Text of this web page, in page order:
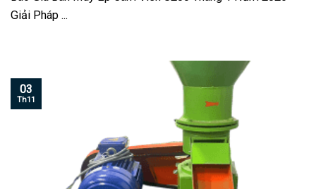
Giải Pháp ...
03
Th11